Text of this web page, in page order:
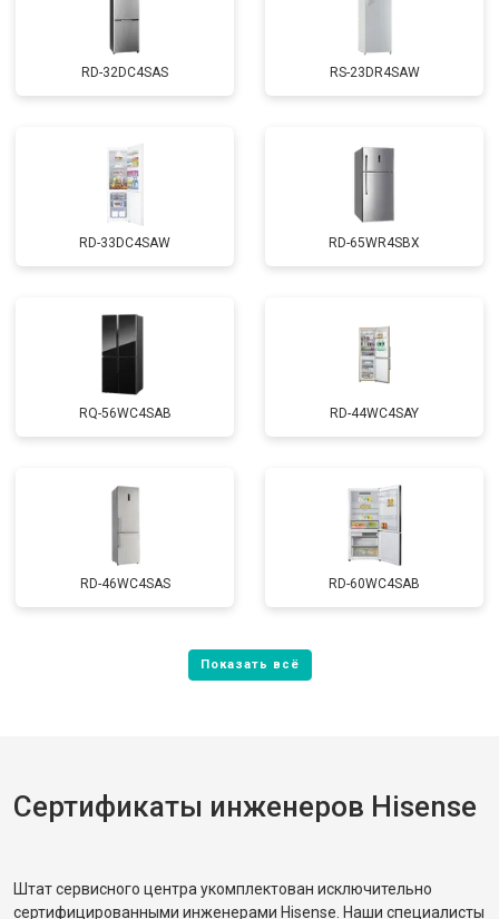
RD-32DC4SAS RS-23DR4SAW
RD-33DC4SAW RD-65WR4SBX
RQ-56WC4SAB RD-44WC4SAY
RD-46WC4SAS RD-60WC4SAB
Сертификаты инженеров Hisense
Штат сервисного центра укомплектован исключительно
сертифицированными инженерами Hisense. Наши специалисты